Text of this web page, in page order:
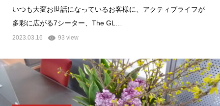
いつも大変お世話になっているお客様に、アクティブライフが
多彩に広がる7シーター、The GL…
2023.03.16 93 view